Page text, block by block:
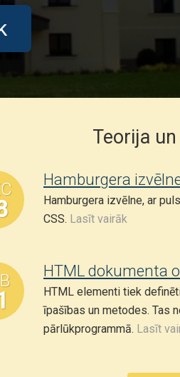
Teorija
Hamburgera
Hamburgera izvēlne, ar
CSS. Lasīt vairāk
HTML dokumenta
HTML elementi tiek
īpašības un metodes. Tas
pārlūkprogrammā. Lasīt